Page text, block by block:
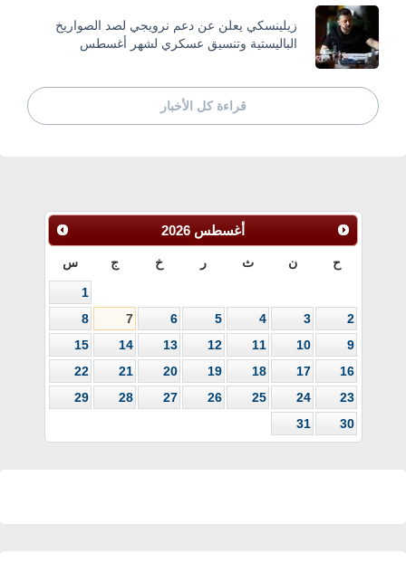
زيلينسكي يعلن عن دعم نرويجي لصد الصواريخ
الباليستية وتنسيق عسكري لشهر أغسطس
قراءة كل الأخبار
أغسطس 2026
ح ن ث ر خ ج س
1
2
3
4
5
6
7
8
9
10
11
12
13
14
15
16
17
18
19
20
21
22
23
24
25
26
27
28
29
30
31